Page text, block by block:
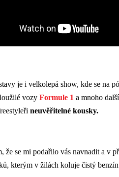
je i velkolepá show, kde se na
vozy Formule 1 a mnoho
neuvěřitelné kousky.
že se mi podařilo vás navnadit a v
kterým v žilách koluje čistý